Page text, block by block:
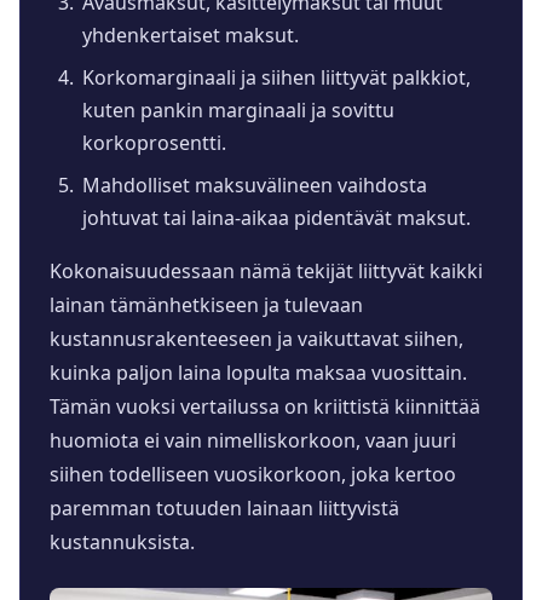
yhdenkertaiset maksut.
Korkomarginaali ja siihen liittyvät palkkiot,
kuten pankin marginaali ja sovittu
korkoprosentti.
Mahdolliset maksuvälineen vaihdosta
johtuvat tai laina-aikaa pidentävät maksut.
Kokonaisuudessaan nämä tekijät liittyvät kaikki
lainan tämänhetkiseen ja tulevaan
kustannusrakenteeseen ja vaikuttavat siihen,
kuinka paljon laina lopulta maksaa vuosittain.
Tämän vuoksi vertailussa on kriittistä kiinnittää
huomiota ei vain nimelliskorkoon, vaan juuri
siihen todelliseen vuosikorkoon, joka kertoo
paremman totuuden lainaan liittyvistä
kustannuksista.